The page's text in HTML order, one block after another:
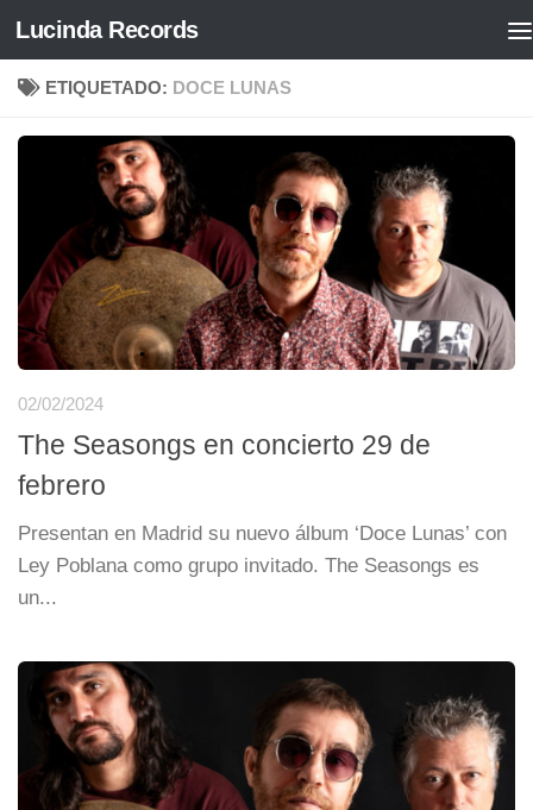
Saltar al contenido
Lucinda Records
ETIQUETADO: DOCE LUNAS
02/02/2024
The Seasongs en concierto 29 de
febrero
Presentan en Madrid su nuevo álbum ‘Doce Lunas’ con
Ley Poblana como grupo invitado. The Seasongs es
un...